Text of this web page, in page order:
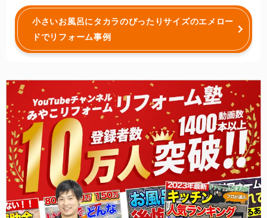
小さいお風呂にタカラのぴったりサイズのエメロー
ドでリフォーム事例